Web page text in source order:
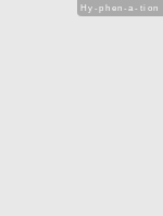
Hy-phen-a-tion